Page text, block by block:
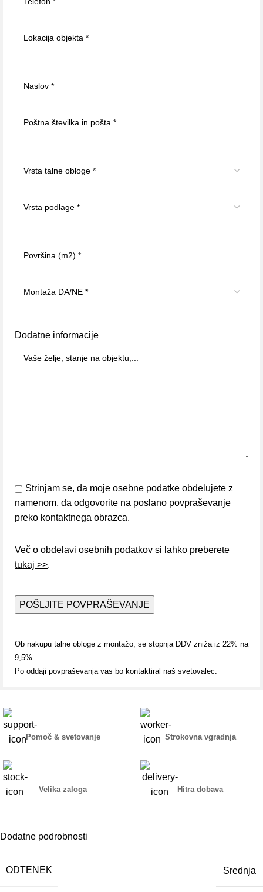
Dodatne informacije
Strinjam se, da moje osebne podatke obdelujete z
namenom, da odgovorite na poslano povpraševanje
preko kontaktnega obrazca.
Več o obdelavi osebnih podatkov si lahko preberete
tukaj >>.
Ob nakupu talne obloge z montažo, se stopnja DDV zniža iz 22% na
9,5%.
Po oddaji povpraševanja vas bo kontaktiral naš svetovalec.
Pomoč & svetovanje Strokovna vgradnja
Velika zaloga Hitra dobava
Dodatne podrobnosti
ODTENEK Srednja